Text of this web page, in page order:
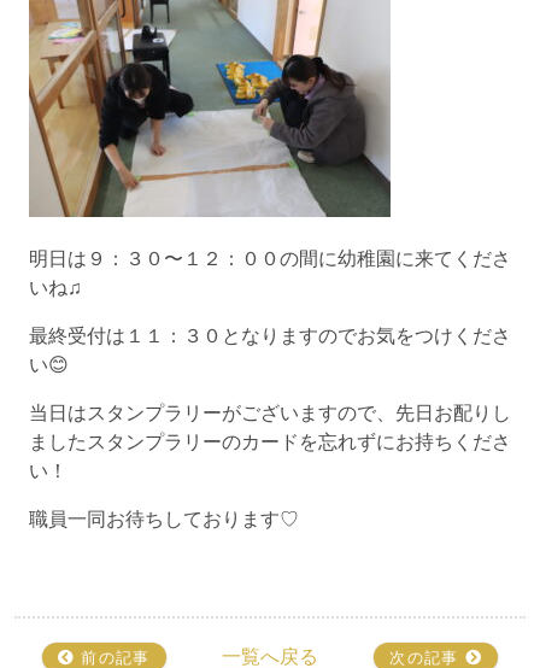
明日は９：３０〜１２：００の間に幼稚園に来てくださ
いね♫
最終受付は１１：３０となりますのでお気をつけくださ
い😊
当日はスタンプラリーがございますので、先日お配りし
ましたスタンプラリーのカードを忘れずにお持ちくださ
い！
職員一同お待ちしております♡
前の記事 一覧へ戻る 次の記事